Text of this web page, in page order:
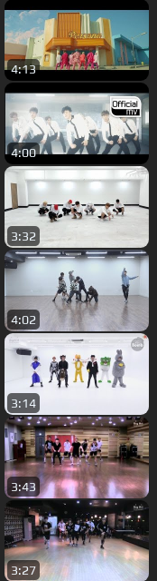
4:13
4:00
3:32
4:02
3:14
3:43
3:27